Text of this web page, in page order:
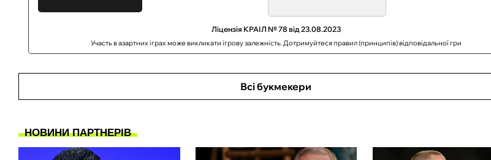
Ліцензія КРАІЛ № 78 від 23.08.2023
Участь в азартних іграх може викликати ігрову залежність. Дотримуйтеся правил (принципів) відповідальної гри
Всі букмекери